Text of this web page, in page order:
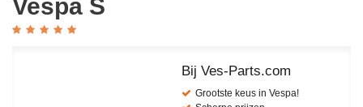
Vespa S
Bij Ves-Parts.com
Grootste keus in Vespa!